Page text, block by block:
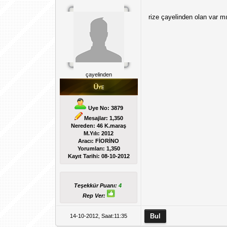
çayelinden
Uye No: 3879
Mesajlar: 1,350
Nereden: 46 K.maraş
M.Yılı: 2012
Aracı: FİORİNO
Yorumları: 1,350
Kayıt Tarihi: 08-10-2012
Teşekkür Puanı:4
Rep Ver:
rize çayelinden olan var
14-10-2012, Saat:11:35